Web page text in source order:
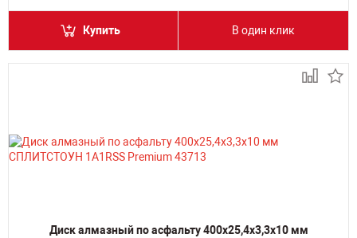
Купить В один клик
Диск алмазный по асфальту 400х25,4х3,3х10 мм